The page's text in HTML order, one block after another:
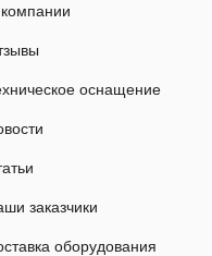
оснащение
заказчики
оборудования